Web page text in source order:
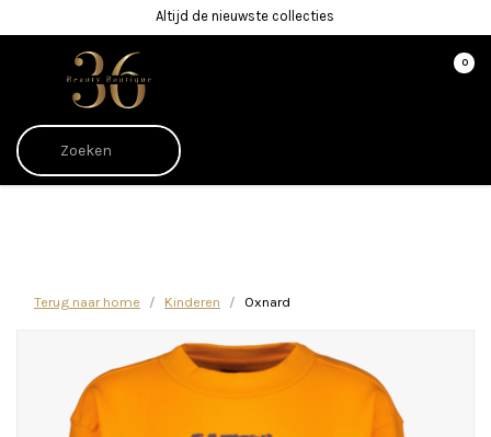
Altijd de nieuwste collecties
0
Terug naar home Kinderen Oxnard